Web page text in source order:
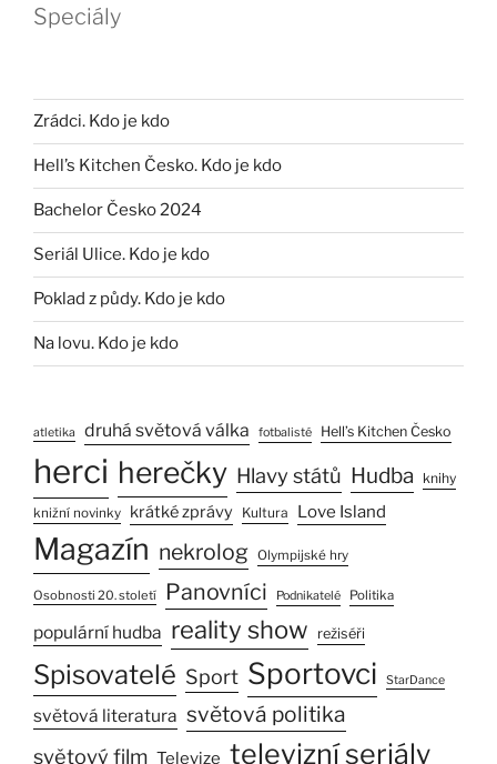
Speciály
Zrádci. Kdo je kdo
Hell’s Kitchen Česko. Kdo je kdo
Bachelor Česko 2024
Seriál Ulice. Kdo je kdo
Poklad z půdy. Kdo je kdo
Na lovu. Kdo je kdo
atletika druhá světová válka fotbalisté Hell’s Kitchen Česko
herci herečky Hlavy států Hudba knihy
knižní novinky krátké zprávy Kultura Love Island
Magazín nekrolog Olympijské hry
Osobnosti 20. století Panovníci Podnikatelé Politika
populární hudba reality show režiséři
Spisovatelé Sport Sportovci StarDance
světová literatura světová politika
světový film Televize televizní seriály